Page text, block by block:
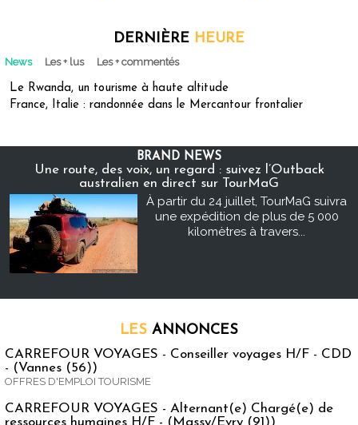
DERNIÈRE HEURE
News Les + lus Les + commentés
Le Rwanda, un tourisme à haute altitude
France, Italie : randonnée dans le Mercantour frontalier
BRAND NEWS
Une route, des voix, un regard : suivez l’Outback
australien en direct sur TourMaG
À partir du 24 juillet, TourMaG suivra
une expédition de plus de 5 000
kilomètres à travers...
LES ANNONCES
CARREFOUR VOYAGES - Conseiller voyages H/F - CDD
- (Vannes (56))
OFFRES D'EMPLOI TOURISME
CARREFOUR VOYAGES - Alternant(e) Chargé(e) de
ressources humaines H/F - (Massy/Evry (91))